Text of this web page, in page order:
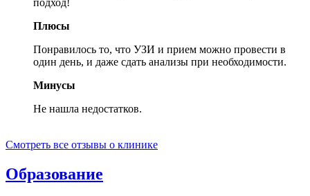
Плюсы
Понравилось то, что УЗИ и прием можно провести в
один день, и даже сдать анализы при необходимости.
Минусы
Не нашла недостатков.
Смотреть все отзывы о клинике
Образование